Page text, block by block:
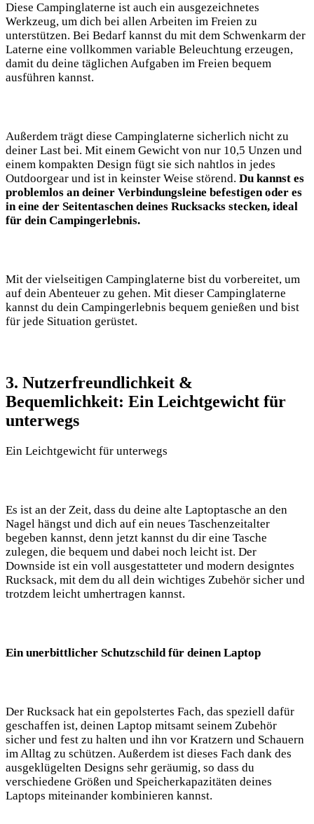
Diese Campinglaterne ‍ist auch ein ausgezeichnetes
Werkzeug, um dich bei allen Arbeiten‍ im Freien ⁢zu
unterstützen. Bei Bedarf kannst du mit dem Schwenkarm der
Laterne eine‍ vollkommen‌ variable Beleuchtung‌ erzeugen,
damit du deine ⁤täglichen Aufgaben‌ im Freien bequem
ausführen ⁤kannst.
Außerdem trägt⁢ diese Campinglaterne ⁤sicherlich nicht zu
deiner Last bei. Mit einem Gewicht von nur 10,5 Unzen und
einem kompakten Design fügt⁤ sie sich nahtlos ⁢in jedes
Outdoorgear und ist in keinster Weise störend. Du kannst es
problemlos an deiner Verbindungsleine befestigen oder es
in eine der Seitentaschen deines​ Rucksacks ⁣stecken, ideal
für dein Campingerlebnis.
Mit der vielseitigen Campinglaterne ⁢bist du vorbereitet, um⁣
auf dein Abenteuer zu gehen. ⁢Mit dieser Campinglaterne
kannst du dein Campingerlebnis bequem genießen und bist
für jede Situation gerüstet.
3. Nutzerfreundlichkeit &
Bequemlichkeit: Ein⁣ Leichtgewicht für
unterwegs
Ein ⁢Leichtgewicht für⁢ unterwegs
Es ist⁤ an der ‍Zeit, dass du deine alte Laptoptasche an⁤ den
Nagel ​hängst und​ dich‌ auf⁣ ein neues Taschenzeitalter
‌begeben kannst, denn jetzt kannst du dir eine Tasche
zulegen,‌ die bequem und dabei noch leicht ist. Der
Downside ist ein voll ausgestatteter und ⁢modern designtes
⁢Rucksack, mit dem du⁤ all dein‌ wichtiges Zubehör sicher und
trotzdem leicht ⁢umhertragen kannst.
Ein​ unerbittlicher Schutzschild für deinen⁤ Laptop
Der ⁢Rucksack hat ein gepolstertes Fach, das speziell dafür
geschaffen ist, deinen ​Laptop mitsamt seinem Zubehör
sicher und fest zu halten und ihn vor Kratzern ‍und Schauern
im Alltag zu schützen. Außerdem ist dieses Fach​ dank ‌des
ausgeklügelten Designs sehr geräumig, so dass du
verschiedene Größen und Speicherkapazitäten deines‍
Laptops miteinander kombinieren‍ kannst.